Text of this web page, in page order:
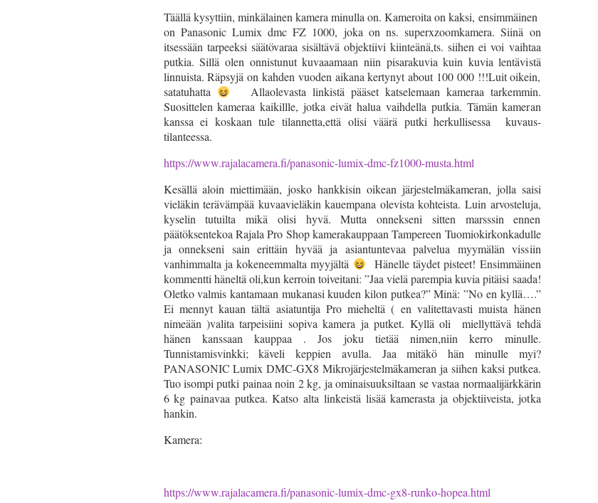
Täällä kysyttiin, minkälainen kamera minulla on. Kameroita on kaksi, ensimmäinen
on Panasonic Lumix dmc FZ 1000, joka on ns. superxzoomkamera. Siinä on
itsessään tarpeeksi säätövaraa sisältävä objektiivi kiinteänä,ts. siihen ei voi vaihtaa
putkia. Sillä olen onnistunut kuvaaamaan niin pisarakuvia kuin kuvia lentävistä
linnuista. Räpsyjä on kahden vuoden aikana kertynyt about 100 000 !!!Luit oikein,
satatuhatta
Allaolevasta linkistä pääset katselemaan kameraa tarkemmin.
Suosittelen kameraa kaikillle, jotka eivät halua vaihdella putkia. Tämän kameran
kanssa ei koskaan tule tilannetta,että olisi väärä putki herkullisessa kuvaus-
tilanteessa.
https://www.rajalacamera.fi/panasonic-lumix-dmc-fz1000-musta.html
Kesällä aloin miettimään, josko hankkisin oikean järjestelmäkameran, jolla saisi
vieläkin terävämpää kuvaavieläkin kauempana olevista kohteista. Luin arvosteluja,
kyselin tutuilta mikä olisi hyvä. Mutta onnekseni sitten marsssin ennen
päätöksentekoa Rajala Pro Shop kamerakauppaan Tampereen Tuomiokirkonkadulle
ja onnekseni sain erittäin hyvää ja asiantuntevaa palvelua myymälän vissiin
vanhimmalta ja kokeneemmalta myyjältä
Hänelle täydet pisteet! Ensimmäinen
kommentti häneltä oli,kun kerroin toiveitani: ”Jaa vielä parempia kuvia pitäisi saada!
Oletko valmis kantamaan mukanasi kuuden kilon putkea?” Minä: ”No en kyllä….”
Ei mennyt kauan tältä asiatuntija Pro mieheltä ( en valitettavasti muista hänen
nimeään )valita tarpeisiini sopiva kamera ja putket. Kyllä oli miellyttävä tehdä
hänen kanssaan kauppaa . Jos joku tietää nimen,niin kerro minulle.
Tunnistamisvinkki; käveli keppien avulla. Jaa mitäkö hän minulle myi?
PANASONIC Lumix DMC-GX8 Mikrojärjestelmäkameran ja siihen kaksi putkea.
Tuo isompi putki painaa noin 2 kg, ja ominaisuuksiltaan se vastaa normaalijärkkärin
6 kg painavaa putkea. Katso alta linkeistä lisää kamerasta ja objektiiveista, jotka
hankin.
Kamera:
https://www.rajalacamera.fi/panasonic-lumix-dmc-gx8-runko-hopea.html